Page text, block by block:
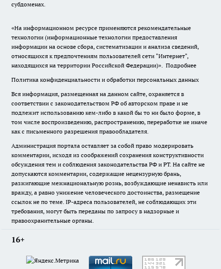
субдоменах.
«На информационном ресурсе применяются рекомендательные
технологии (информационные технологии предоставления
информации на основе сбора, систематизации и анализа сведений,
относящихся к предпочтениям пользователей сети "Интернет",
находящихся на территории Российской Федерации)». Подробнее
Политика конфиденциальности и обработки персональных данных
Вся информация, размещенная на данном сайте, охраняется в
соответствии с законодательством РФ об авторском праве и не
подлежит использованию кем-либо в какой бы то ни было форме, в
том числе воспроизведению, распространению, переработке не иначе
как с письменного разрешения правообладателя.
Администрация портала оставляет за собой право модерировать
комментарии, исходя из соображений сохранения конструктивности
обсуждения тем и соблюдения законодательства РФ и РТ. На сайте не
допускаются комментарии, содержащие нецензурную брань,
разжигающие межнациональную рознь, возбуждающие ненависть или
вражду, а равно унижение человеческого достоинства, размещение
ссылок не по теме. IP-адреса пользователей, не соблюдающих эти
требования, могут быть переданы по запросу в надзорные и
правоохранительные органы.
16+